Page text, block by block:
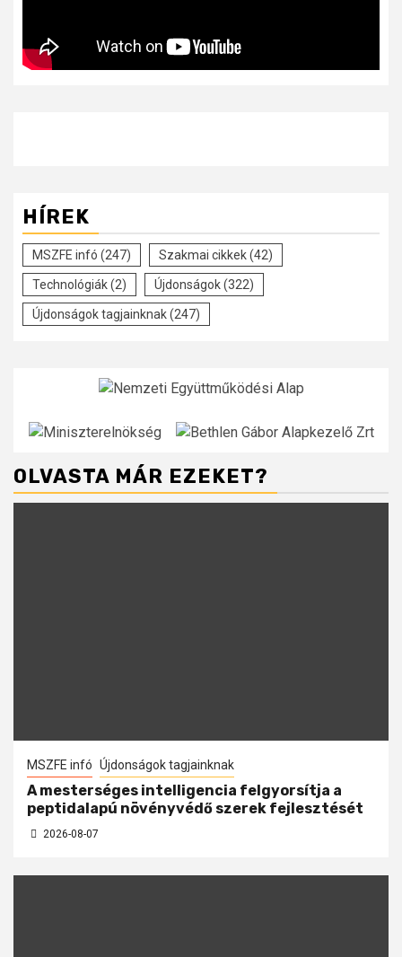
HÍREK
MSZFE infó (247) Szakmai cikkek(42)
Technológiák(2) Újdonságok(322)
Újdonságok tagjainknak(247)
OLVASTA MÁR EZEKET?
MSZFE infó Újdonságok tagjainknak
A mesterséges intelligencia felgyorsítja a
peptidalapú növényvédő szerek fejlesztését
2026-08-07